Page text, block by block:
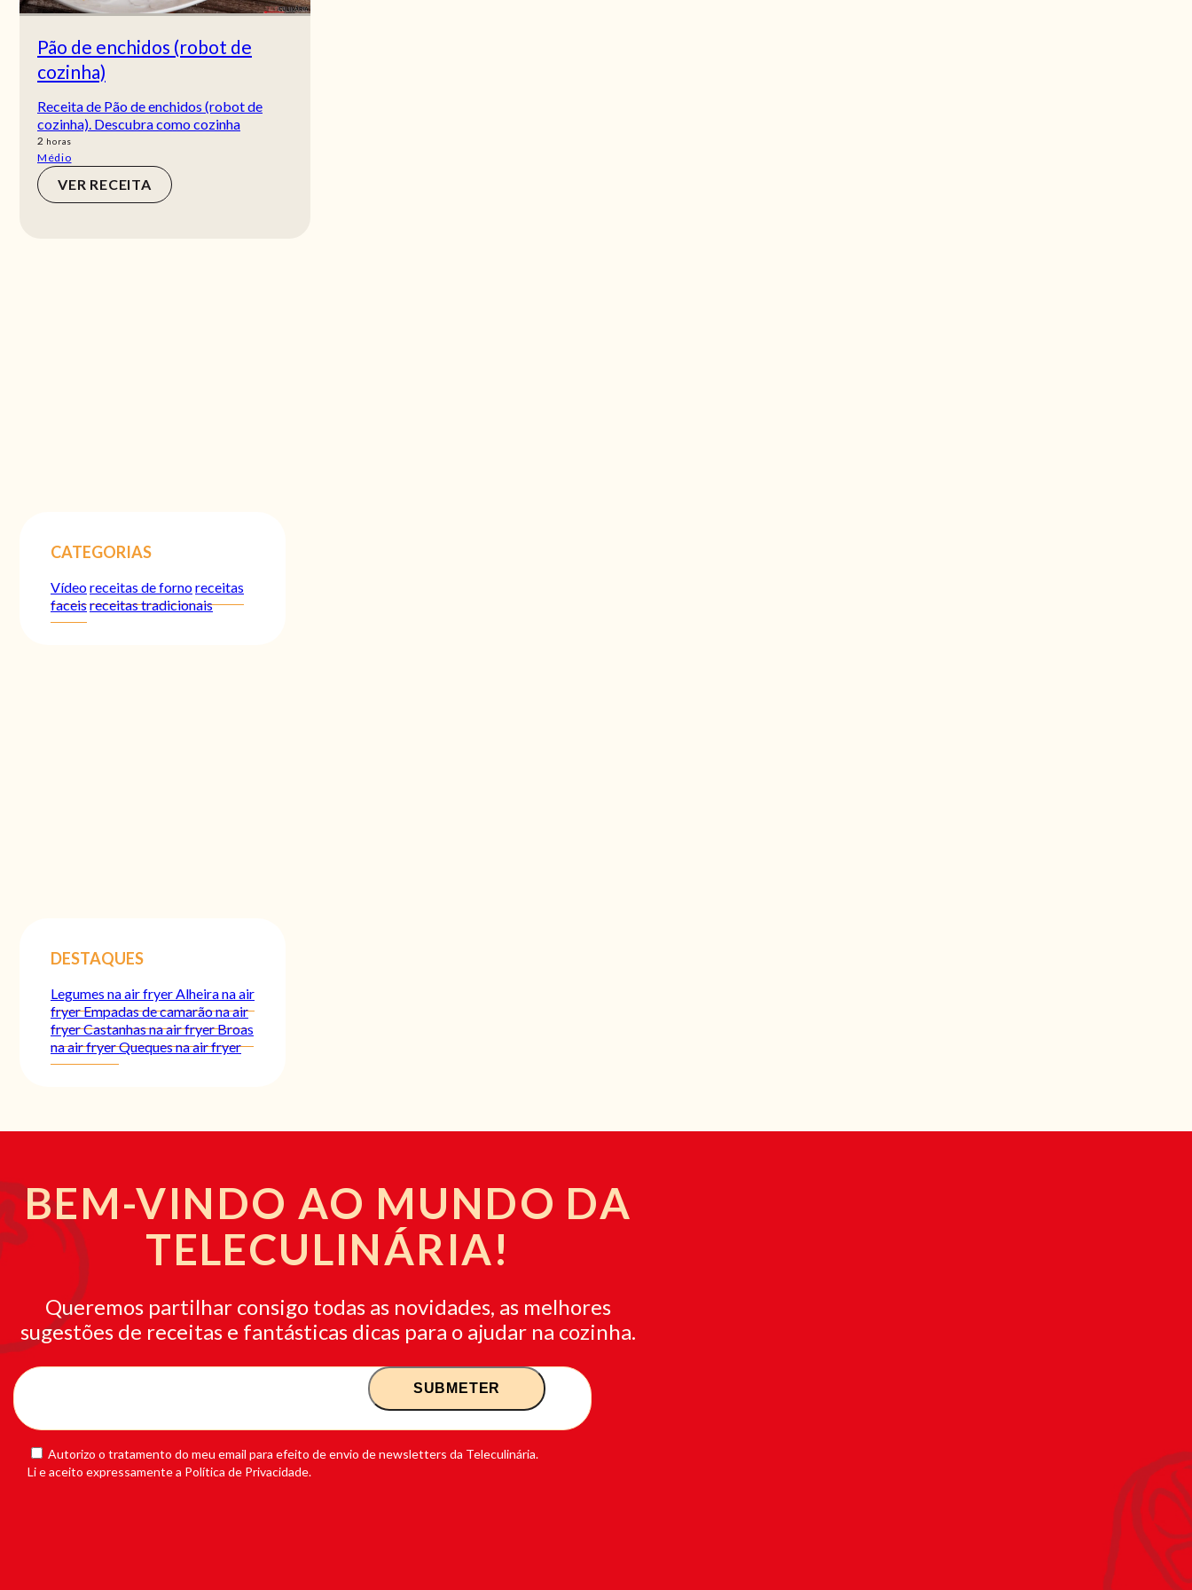
Pão de enchidos (robot de
cozinha)
Receita de Pão de enchidos (robot de
cozinha). Descubra como cozinha
2 horas
horas
Médio
VER RECEITA
CATEGORIAS
Vídeoreceitas de fornoreceitas
faceisreceitas tradicionais
DESTAQUES
Legumes na air fryerAlheira na air
fryerEmpadas de camarão na air
fryerCastanhas na air fryerBroas
na air fryerQueques na air fryer
BEM-VINDO AO MUNDO DA
TELECULINÁRIA!
Queremos partilhar consigo todas as novidades, as melhores
sugestões de receitas e fantásticas dicas para o ajudar na cozinha.
Autorizo o tratamento do meu email para efeito de envio de newsletters da Teleculinária.
Li e aceito expressamente a Política de Privacidade.